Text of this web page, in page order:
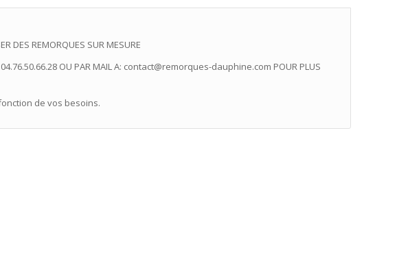
DES REMORQUES SUR MESURE
04.76.50.66.28 OU PAR MAIL A: contact@remorques-dauphine.com POUR PLUS
de vos besoins.